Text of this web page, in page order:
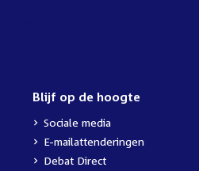
Blijf op de hoogte
Sociale media
E-mailattenderingen
Debat Direct